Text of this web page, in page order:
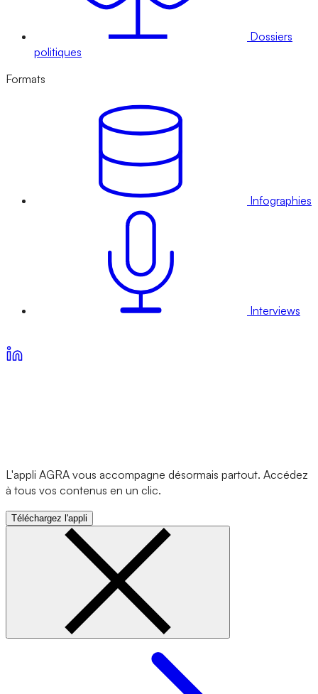
Dossiers
politiques
Formats
Infographies
Interviews
L'appli AGRA vous accompagne désormais partout. Accédez
à tous vos contenus en un clic.
Téléchargez l'appli